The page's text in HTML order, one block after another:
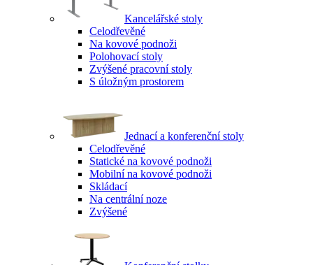
Kancelářské stoly
Celodřevěné
Na kovové podnoži
Polohovací stoly
Zvýšené pracovní stoly
S úložným prostorem
Jednací a konferenční stoly
Celodřevěné
Statické na kovové podnoži
Mobilní na kovové podnoži
Skládací
Na centrální noze
Zvýšené